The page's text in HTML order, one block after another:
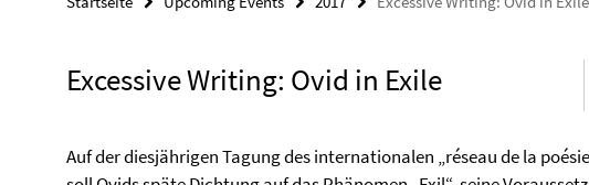
Excessive Writing: Ovid in Exile
Auf der diesjährigen Tagung des internationalen „réseau de la